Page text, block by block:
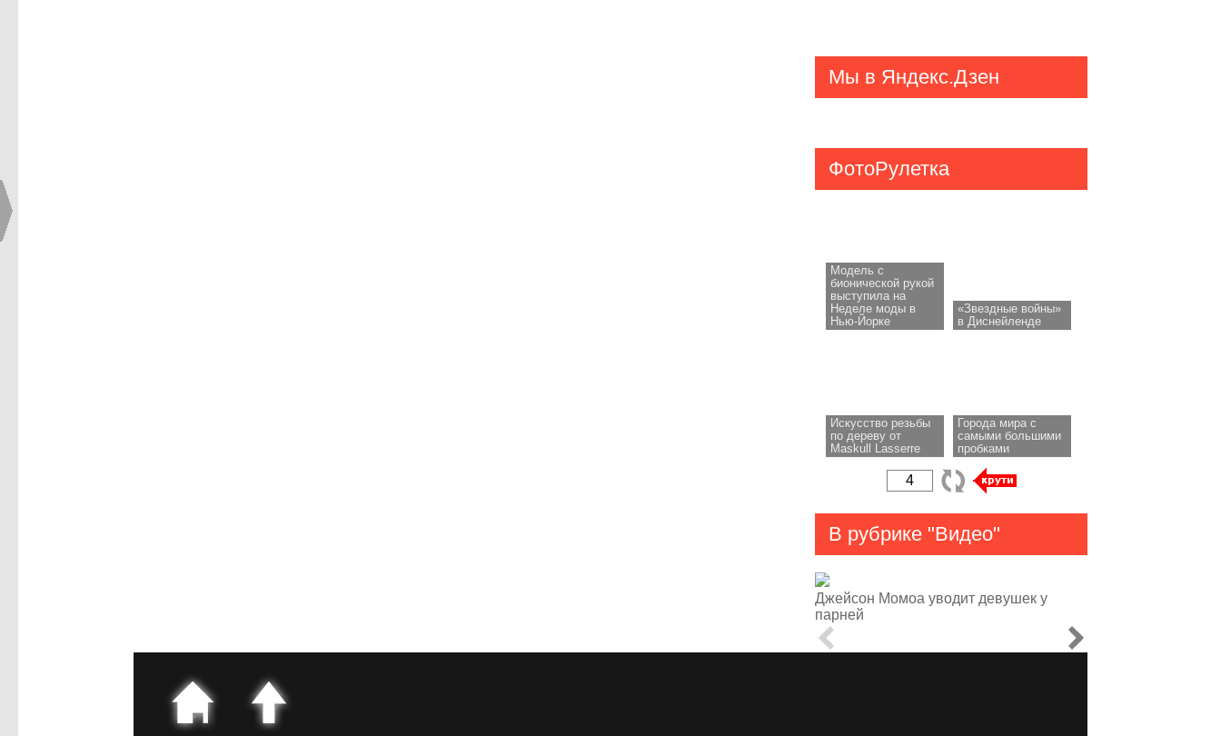
Мы в Яндекс.Дзен
ФотоРулетка
Модель с
бионической рукой
выступила на
Неделе моды в
Нью-Йорке
«Звездные войны»
в Диснейленде
Искусство резьбы
по дереву от
Maskull Lasserre
Города мира с
самыми большими
пробками
В рубрике "Видео"
Джейсон Момоа уводит девушек у
парней